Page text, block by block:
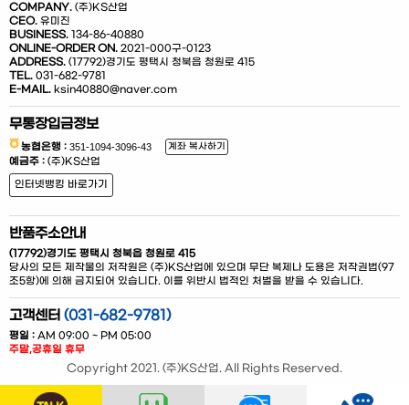
COMPANY. (주)KS산업
CEO. 유미진
BUSINESS. 134-86-40880
ONLINE-ORDER ON. 2021-000구-0123
ADDRESS. (17792)경기도 평택시 청북읍 청원로 415
TEL. 031-682-9781
E-MAIL. ksin40880@naver.com
무통장입금정보
농협은행 : 계좌 복사하기
예금주 : (주)KS산업
인터넷뱅킹 바로가기
반품주소안내
(17792)경기도 평택시 청북읍 청원로 415
당사의 모든 제작물의 저작원은 (주)KS산업에 있으며 무단 복제나 도용은 저작권법(97
조5항)에 의해 금지되어 있습니다. 이를 위반시 법적인 처벌을 받을 수 있습니다.
고객센터 (031-682-9781)
평일 : AM 09:00 ~ PM 05:00
주말,공휴일 휴무
Copyright 2021. (주)KS산업. All Rights Reserved.